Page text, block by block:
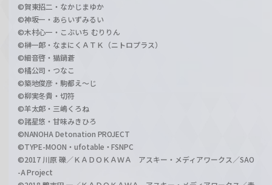
©賀東招二・なかじまゆか
©神坂一・あらいずみるい
©木村心一・こぶいち むりりん
©榊一郎・なまにくＡＴＫ（ニトロプラス）
©細音啓・猫鍋蒼
©橘公司・つなこ
©築地俊彦・駒都え～じ
©柳実冬貴・切符
©羊太郎・三嶋くろね
©諸星悠・甘味みきひろ
©NANOHA Detonation PROJECT
©TYPE-MOON・ufotable・FSNPC
©2017 川原 礫／ＫＡＤＯＫＡＷＡ アスキー・メディアワークス／SAO
-A Project